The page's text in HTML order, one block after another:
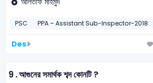
PSC PPA – Assistant Sub-Inspector-2018
Des
9 .আগুনের সমার্থক শব্দ কোনটি ?